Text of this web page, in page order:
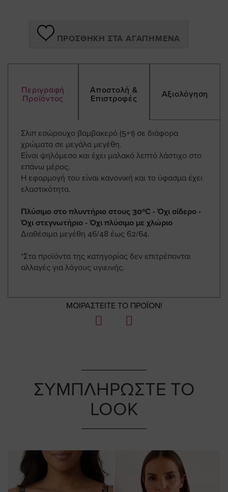
ΠΡΟΣΘΉΚΗ ΣΤΑ ΑΓΑΠΗΜΈΝΑ
Περιγραφή
Προϊόντος
Αποστολή &
Επιστροφές
Αξιολόγηση
Σλιπ εσώρουχο βαμβακερό (5+1) σε διάφορα
χρώματα σε μεγάλα μεγέθη.
Είναι ψηλόμεσο και έχει μαλακό λεπτό λάστιχο στο
επάνω μέρος.
Η εφαρμογή του είναι κανονική και το ύφασμα έχει
ελαστικότητα.
Πλύσιμο στο πλυντήριο στους 30ºC - Όχι σίδερο -
Όχι στεγνωτήριο - Όχι πλύσιμο με χλώριο
Διαθέσιμα μεγέθη 46/48 έως 62/64.
*Στα προϊόντα της κατηγορίας δεν επιτρέπονται
αλλαγές για λόγους υγιεινής.
ΜΟΙΡΑΣΤΕΙΤΕ ΤΟ ΠΡΟΪΟΝ!
ΣΥΜΠΛΗΡΩΣΤΕ ΤΟ
LOOK